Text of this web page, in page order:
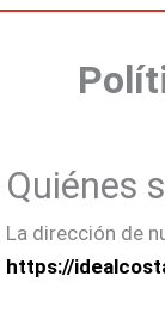
Quiénes
La dirección de
https://